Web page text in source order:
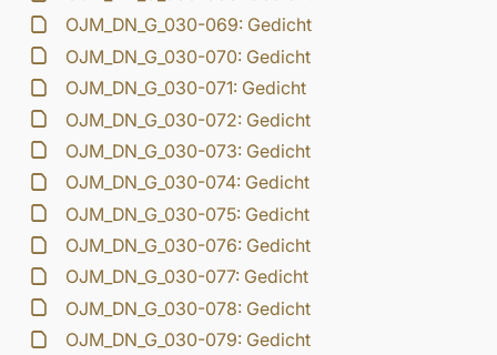
OJM_DN_G_030-069: Gedicht
OJM_DN_G_030-070: Gedicht
OJM_DN_G_030-071: Gedicht
OJM_DN_G_030-072: Gedicht
OJM_DN_G_030-073: Gedicht
OJM_DN_G_030-074: Gedicht
OJM_DN_G_030-075: Gedicht
OJM_DN_G_030-076: Gedicht
OJM_DN_G_030-077: Gedicht
OJM_DN_G_030-078: Gedicht
OJM_DN_G_030-079: Gedicht